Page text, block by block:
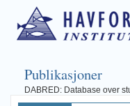
Publikasjoner
DABRED: Database over